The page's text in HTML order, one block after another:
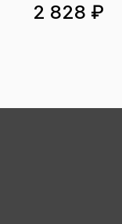
2 828 ₽